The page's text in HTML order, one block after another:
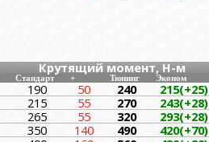
Крутящий момент, Н-м
Стандарт + Тюнинг Эконом
190 50 240 215(+25)
215 55 270 243(+28)
265 55 320 293(+28)
350 140 490 420(+70)